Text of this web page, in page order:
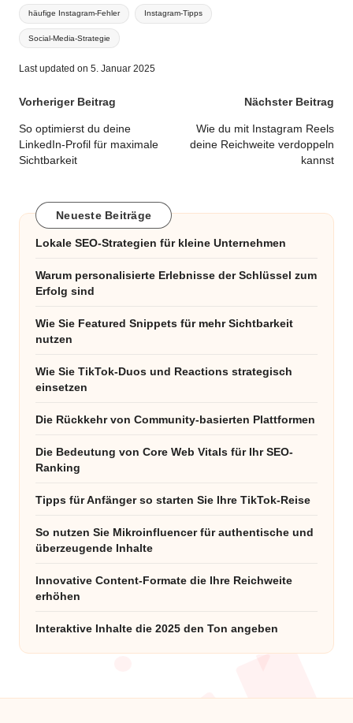
Tags:
häufige Instagram-Fehler Instagram-Tipps
Social-Media-Strategie
Last updated on 5. Januar 2025
Post
navigation
Vorheriger Beitrag
So optimierst du deine
LinkedIn-Profil für maximale
Sichtbarkeit
Nächster Beitrag
Wie du mit Instagram Reels
deine Reichweite verdoppeln
kannst
Neueste Beiträge
Lokale SEO-Strategien für kleine Unternehmen
Warum personalisierte Erlebnisse der Schlüssel zum
Erfolg sind
Wie Sie Featured Snippets für mehr Sichtbarkeit
nutzen
Wie Sie TikTok-Duos und Reactions strategisch
einsetzen
Die Rückkehr von Community-basierten Plattformen
Die Bedeutung von Core Web Vitals für Ihr SEO-
Ranking
Tipps für Anfänger so starten Sie Ihre TikTok-Reise
So nutzen Sie Mikroinfluencer für authentische und
überzeugende Inhalte
Innovative Content-Formate die Ihre Reichweite
erhöhen
Interaktive Inhalte die 2025 den Ton angeben